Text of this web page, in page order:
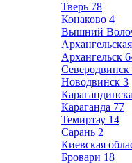
Тверь 78
Конаково 4
Вышний
Архангельск
Северодвинск
Новодвинск 3
Караганда 77
Темиртау 14
Сарань 2
Киевская
Бровари 18